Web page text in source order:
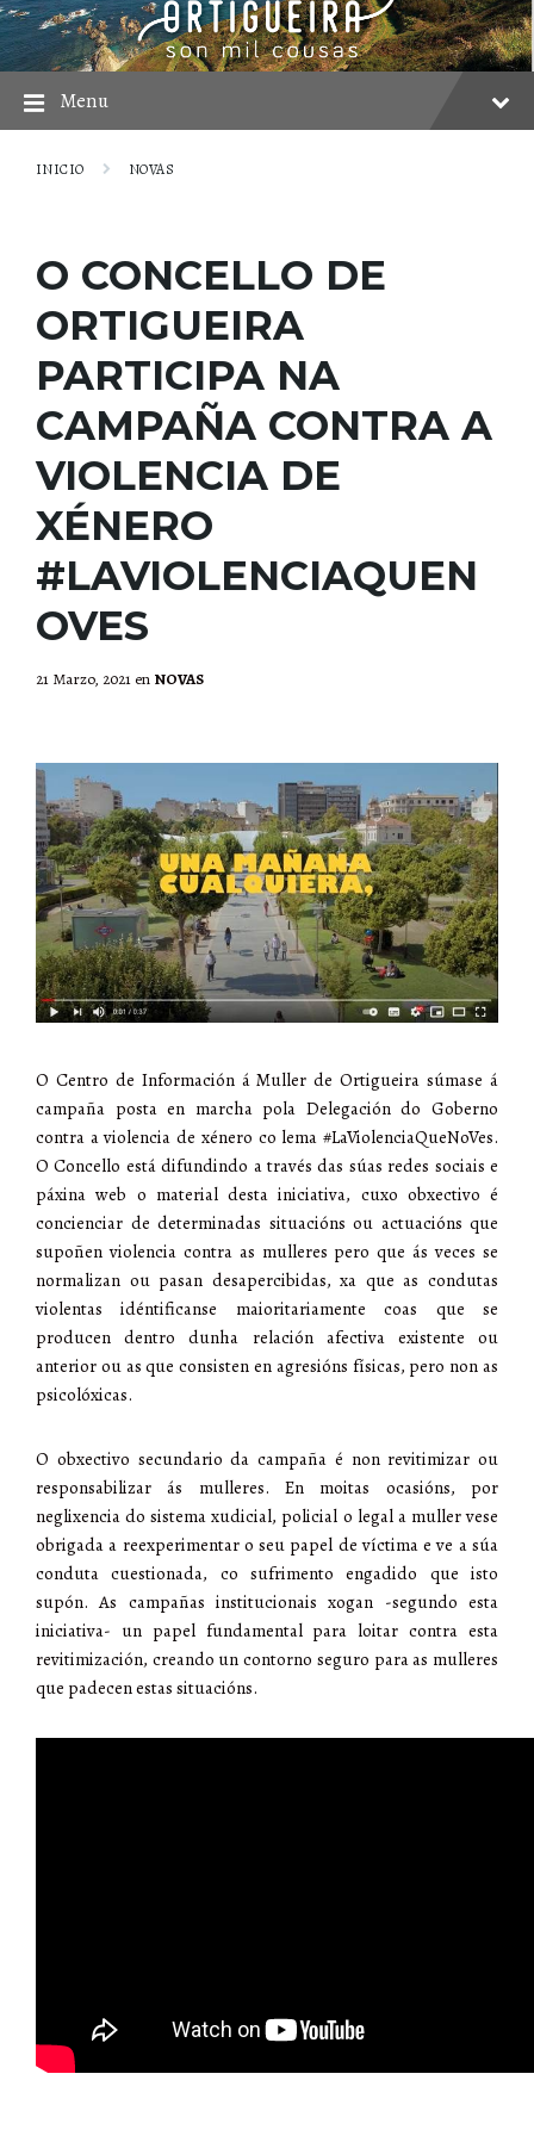
Skip
to
content
Skip
to
main
navigation
Skip
to
footer
Menu
INICIO NOVAS
O CONCELLO DE
ORTIGUEIRA
PARTICIPA NA
CAMPAÑA CONTRA A
VIOLENCIA DE
XÉNERO
#LAVIOLENCIAQUEN
OVES
21 Marzo, 2021 en NOVAS
O Centro de Información á Muller de Ortigueira súmase á
campaña posta en marcha pola Delegación do Goberno
contra a violencia de xénero co lema #LaViolenciaQueNoVes.
O Concello está difundindo a través das súas redes sociais e
páxina web o material desta iniciativa, cuxo obxectivo é
concienciar de determinadas situacións ou actuacións que
supoñen violencia contra as mulleres pero que ás veces se
normalizan ou pasan desapercibidas, xa que as condutas
violentas idéntificanse maioritariamente coas que se
producen dentro dunha relación afectiva existente ou
anterior ou as que consisten en agresións físicas, pero non as
psicolóxicas.
O obxectivo secundario da campaña é non revitimizar ou
responsabilizar ás mulleres. En moitas ocasións, por
neglixencia do sistema xudicial, policial o legal a muller vese
obrigada a reexperimentar o seu papel de víctima e ve a súa
conduta cuestionada, co sufrimento engadido que isto
supón. As campañas institucionais xogan -segundo esta
iniciativa- un papel fundamental para loitar contra esta
revitimización, creando un contorno seguro para as mulleres
que padecen estas situacións.